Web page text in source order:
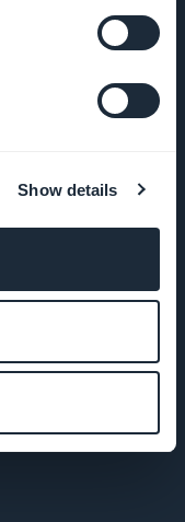
Show details